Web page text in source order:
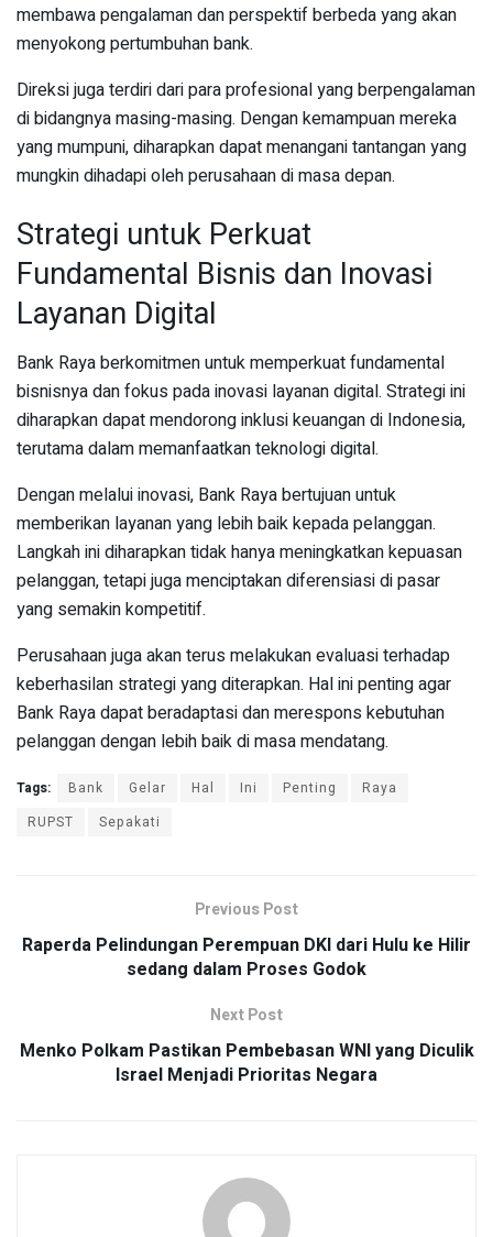
membawa pengalaman dan perspektif berbeda yang akan
menyokong pertumbuhan bank.
Direksi juga terdiri dari para profesional yang berpengalaman
di bidangnya masing-masing. Dengan kemampuan mereka
yang mumpuni, diharapkan dapat menangani tantangan yang
mungkin dihadapi oleh perusahaan di masa depan.
Strategi untuk Perkuat
Fundamental Bisnis dan Inovasi
Layanan Digital
Bank Raya berkomitmen untuk memperkuat fundamental
bisnisnya dan fokus pada inovasi layanan digital. Strategi ini
diharapkan dapat mendorong inklusi keuangan di Indonesia,
terutama dalam memanfaatkan teknologi digital.
Dengan melalui inovasi, Bank Raya bertujuan untuk
memberikan layanan yang lebih baik kepada pelanggan.
Langkah ini diharapkan tidak hanya meningkatkan kepuasan
pelanggan, tetapi juga menciptakan diferensiasi di pasar
yang semakin kompetitif.
Perusahaan juga akan terus melakukan evaluasi terhadap
keberhasilan strategi yang diterapkan. Hal ini penting agar
Bank Raya dapat beradaptasi dan merespons kebutuhan
pelanggan dengan lebih baik di masa mendatang.
Tags: Bank Gelar Hal Ini Penting
Raya
RUPST
Sepakati
Previous Post
Raperda Pelindungan Perempuan DKI dari Hulu ke Hilir
sedang dalam Proses Godok
Next Post
Menko Polkam Pastikan Pembebasan WNI yang Diculik
Israel Menjadi Prioritas Negara